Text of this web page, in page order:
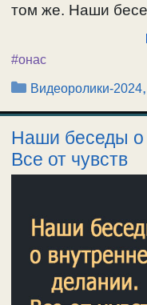
том же. Наши
#онас
Рубрики
Видеоролики-2024
Наши беседы о
Все от чувств